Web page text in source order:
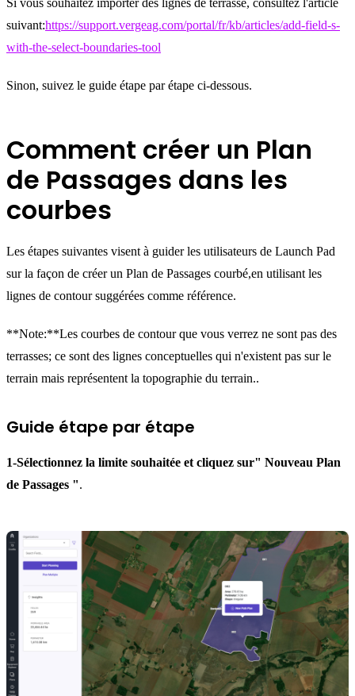
suivant:https://support.vergeag.com/portal/fr/kb/articles/add-field-s-
with-the-select-boundaries-tool
Sinon, suivez le guide étape par étape ci-dessous.
Comment créer un Plan
de Passages dans les
courbes
Les étapes suivantes visent à guider les utilisateurs de Launch Pad
sur la façon de créer un Plan de Passages courbé,en utilisant les
lignes de contour suggérées comme référence.
**Note:**Les courbes de contour que vous verrez ne sont pas des
terrasses; ce sont des lignes conceptuelles qui n'existent pas sur le
terrain mais représentent la topographie du terrain..
Guide étape par étape
1-Sélectionnez la limite souhaitée et cliquez sur" Nouveau Plan
de Passages ".